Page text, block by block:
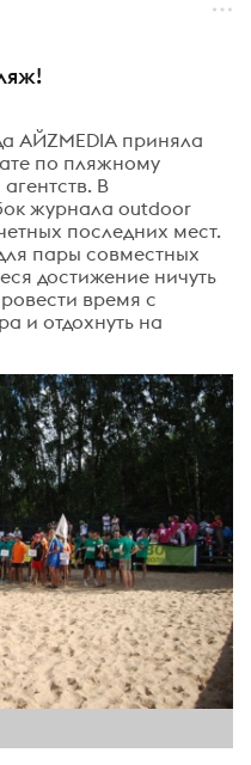
АЙZMEDIA приняла
по пляжному
В
журнала outdoor
последних мест.
пары совместных
достижение ничуть
время с
и отдохнуть на